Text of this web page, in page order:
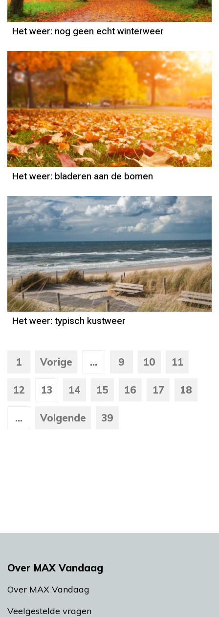
Het weer: nog geen echt winterweer
Het weer
Piet Paulusma
Het weer: bladeren aan de bomen
Het weer
Piet Paulusma
Het weer: typisch kustweer
1 Vorige ... 9 10 11
12 13 14 15 16 17 18
... Volgende 39
Over MAX Vandaag
Over MAX Vandaag
Veelgestelde vragen